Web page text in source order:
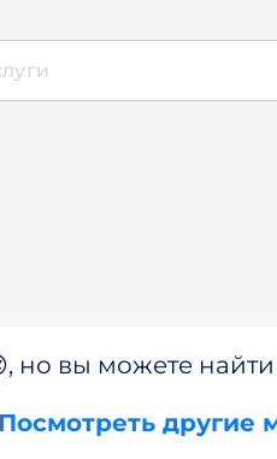
но вы можете
Посмотреть другие